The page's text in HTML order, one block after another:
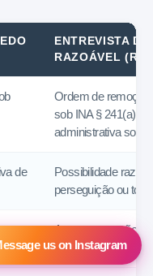
ENTREVISTA
RAZOÁVEL
Ordem de remoção
sob INA § 241(a)(5)
administrativa sob
de
Possibilidade
perseguição ou
Apenas retenção e
indisponível)
us on Instagram